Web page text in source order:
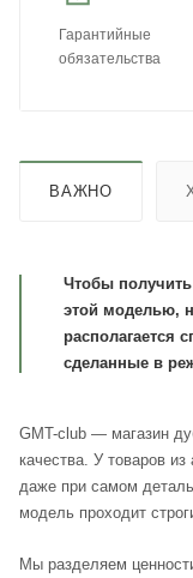
Гарантийные
обязательства
ВАЖНО
Чтобы
этой моделью,
располагается
сделанные в
GMT-club — магазин
качества. У товаров
даже при самом
модель проходит
Мы разделяем